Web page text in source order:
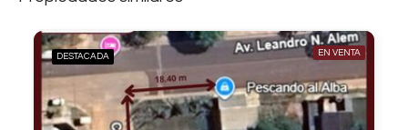
DESTACADA EN VENTA